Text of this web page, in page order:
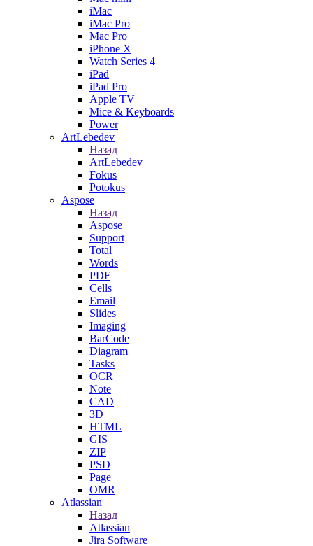
iMac
iMac Pro
Mac Pro
iPhone X
Watch Series 4
iPad
iPad Pro
Apple TV
Mice & Keyboards
Power
ArtLebedev
Назад
ArtLebedev
Fokus
Potokus
Aspose
Назад
Aspose
Support
Total
Words
PDF
Cells
Email
Slides
Imaging
BarCode
Diagram
Tasks
OCR
Note
CAD
3D
HTML
GIS
ZIP
PSD
Page
OMR
Atlassian
Назад
Atlassian
Jira Software